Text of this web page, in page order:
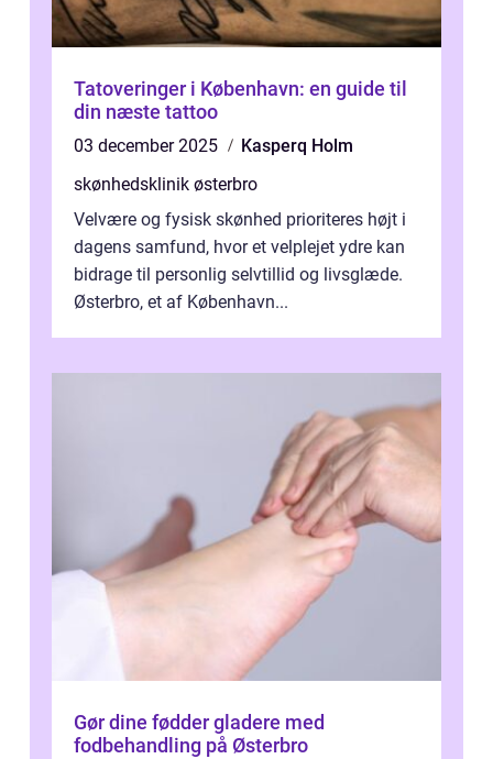
Tatoveringer i København: en guide til
din næste tattoo
03 december 2025
Kasperq Holm
skønhedsklinik østerbro
Velvære og fysisk skønhed prioriteres højt i
dagens samfund, hvor et velplejet ydre kan
bidrage til personlig selvtillid og livsglæde.
Østerbro, et af København...
Gør dine fødder gladere med
fodbehandling på Østerbro